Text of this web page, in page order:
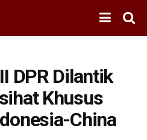
DPR Dilantik
Khusus
China